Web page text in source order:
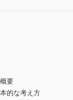
要
的な考え方